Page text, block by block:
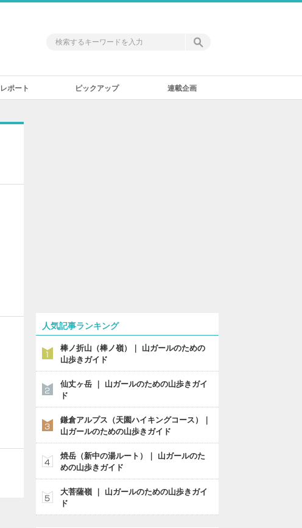
レポート ピックアップ 連載企画
人気記事ランキング
棒ノ折山（棒ノ嶺）｜ 山ガールのための
山歩きガイド
仙丈ヶ岳 ｜ 山ガールのための山歩きガイ
ド
鎌倉アルプス（天園ハイキングコース）｜
山ガールのための山歩きガイド
焼岳（新中の湯ルート）｜ 山ガールのた
めの山歩きガイド
大菩薩嶺 ｜ 山ガールのための山歩きガイ
ド